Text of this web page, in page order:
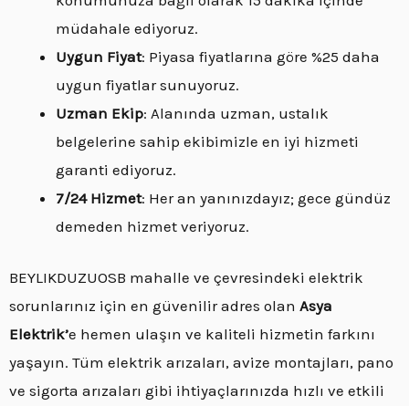
müdahale ediyoruz.
Uygun Fiyat: Piyasa fiyatlarına göre %25 daha
uygun fiyatlar sunuyoruz.
Uzman Ekip: Alanında uzman, ustalık
belgelerine sahip ekibimizle en iyi hizmeti
garanti ediyoruz.
7/24 Hizmet: Her an yanınızdayız; gece gündüz
demeden hizmet veriyoruz.
BEYLIKDUZUOSB mahalle ve çevresindeki elektrik
sorunlarınız için en güvenilir adres olan Asya
Elektrik’e hemen ulaşın ve kaliteli hizmetin farkını
yaşayın. Tüm elektrik arızaları, avize montajları, pano
ve sigorta arızaları gibi ihtiyaçlarınızda hızlı ve etkili